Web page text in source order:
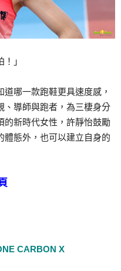
」
哪一款跑鞋更具速度感，
、導師與跑者，為三棲身分
的新時代女性，許靜怡鼓勵
體態外，也可以建立自身的
CARBON X